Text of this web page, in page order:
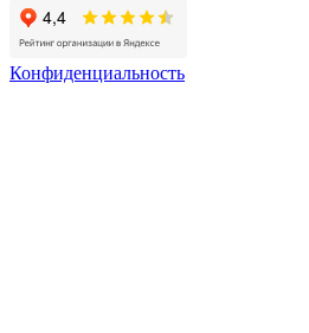
Конфиденциальность